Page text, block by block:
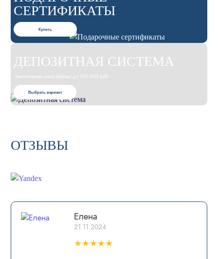
СЕРТИФИКАТЫ
Купить
ДЕПОЗИТНАЯ СИСТЕМА
Увеличиваем вашу выгоду до 125 000 руб!
Выбрать вариант
ОТЗЫВЫ
Елена
21.11.2024
★★★★★